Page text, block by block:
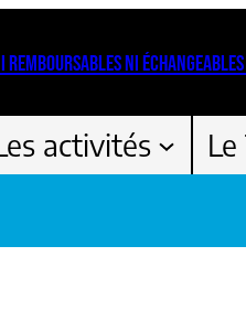
NI
activités